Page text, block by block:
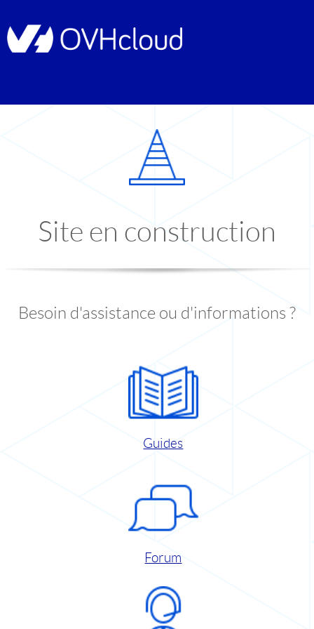
Site en construction
Besoin d'assistance ou d'informations ?
Guides
Forum